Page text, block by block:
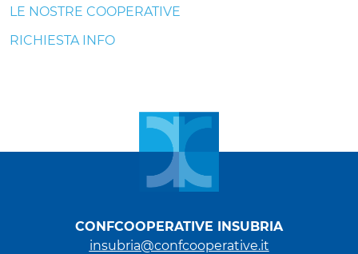
LE NOSTRE COOPERATIVE
RICHIESTA INFO
CONFCOOPERATIVE INSUBRIA
insubria@confcooperative.it